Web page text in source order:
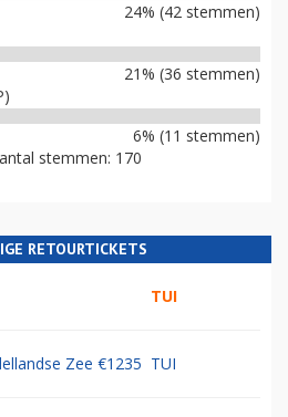
24% (42 stemmen)
21% (36 stemmen)
6% (11 stemmen)
stemmen: 170
RETOURTICKETS
TUI
Zee €1235 TUI